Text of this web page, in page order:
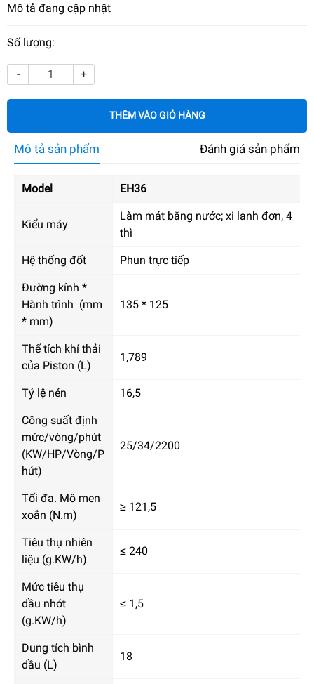
Mô tả đang cập nhật
Số lượng:
- +
THÊM VÀO GIỎ HÀNG
Mô tả sản phẩm Đánh giá sản phẩm
Model EH36
Kiểu máy
Làm mát bằng nước; xi lanh đơn, 4
thì
Hệ thống đốt Phun trực tiếp
Đường kính *
Hành trình (mm
* mm)
135 * 125
Thể tích khí thải
của Piston (L)
1,789
Tỷ lệ nén 16,5
Công suất định
mức/vòng/phút
(KW/HP/Vòng/P
hút)
25/34/2200
Tối đa. Mô men
xoắn (N.m)
≥ 121,5
Tiêu thụ nhiên
liệu (g.KW/h)
≤ 240
Mức tiêu thụ
dầu nhớt
(g.KW/h)
≤ 1,5
Dung tích bình
dầu (L)
18